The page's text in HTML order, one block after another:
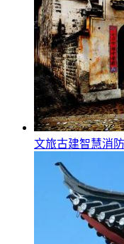
文旅古建智慧消